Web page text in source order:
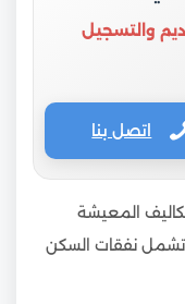
والتسجيل
اتصل بنا
المعيشة
وتشمل نفقات السكن